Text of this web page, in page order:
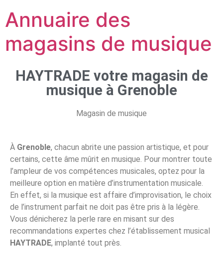
Annuaire des
magasins de musique
HAYTRADE votre magasin de
musique à Grenoble
Magasin de musique
À Grenoble, chacun abrite une passion artistique, et pour
certains, cette âme mûrit en musique. Pour montrer toute
l’ampleur de vos compétences musicales, optez pour la
meilleure option en matière d’instrumentation musicale.
En effet, si la musique est affaire d’improvisation, le choix
de l’instrument parfait ne doit pas être pris à la légère.
Vous dénicherez la perle rare en misant sur des
recommandations expertes chez l’établissement musical
HAYTRADE, implanté tout près.